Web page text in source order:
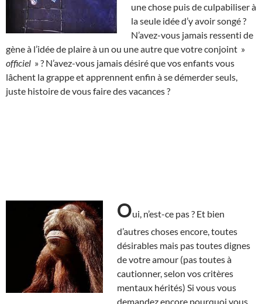
une chose puis de culpabiliser à
la seule idée d’y avoir songé ?
N’avez-vous jamais ressenti de
gène à l’idée de plaire à un ou une autre que votre conjoint »
officiel » ? N’avez-vous jamais désiré que vos enfants vous
lâchent la grappe et apprennent enfin à se démerder seuls,
juste histoire de vous faire des vacances ?
Oui, n’est-ce pas ? Et bien
d’autres choses encore, toutes
désirables mais pas toutes dignes
de votre amour (pas toutes à
cautionner, selon vos critères
mentaux hérités) Si vous vous
demandez encore pourquoi vous